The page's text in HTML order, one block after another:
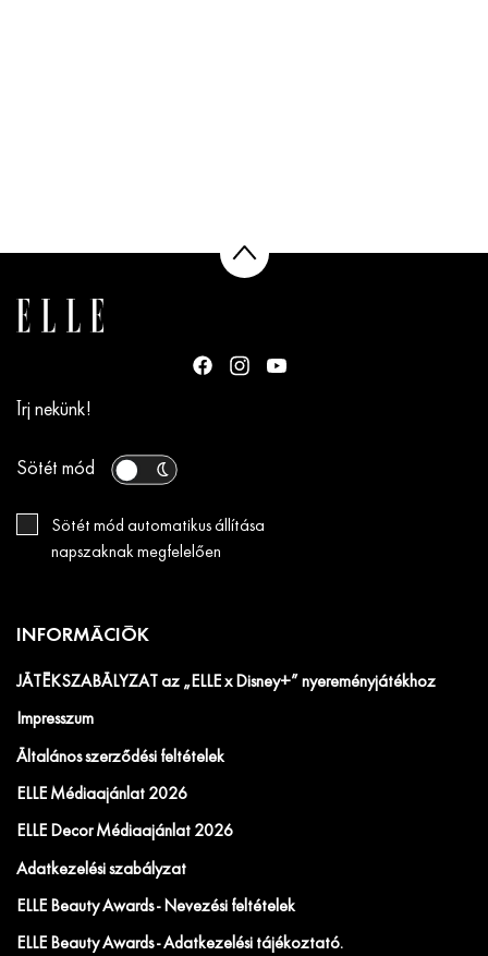
Írj nekünk!
Sötét mód
Sötét mód automatikus állítása
napszaknak megfelelően
INFORMÁCIÓK
JÁTÉKSZABÁLYZAT az „ELLE x Disney+” nyereményjátékhoz
Impresszum
Általános szerződési feltételek
ELLE Médiaajánlat 2026
ELLE Decor Médiaajánlat 2026
Adatkezelési szabályzat
ELLE Beauty Awards - Nevezési feltételek
ELLE Beauty Awards - Adatkezelési tájékoztató.